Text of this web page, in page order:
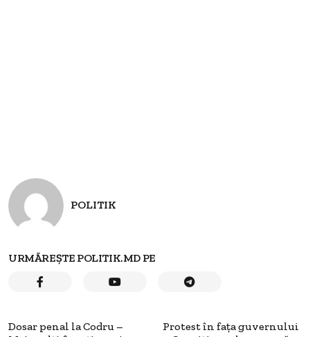
POLITIK
URMĂREȘTE POLITIK.MD PE
Dosar penal la Codru –
Protest în fața guvernului